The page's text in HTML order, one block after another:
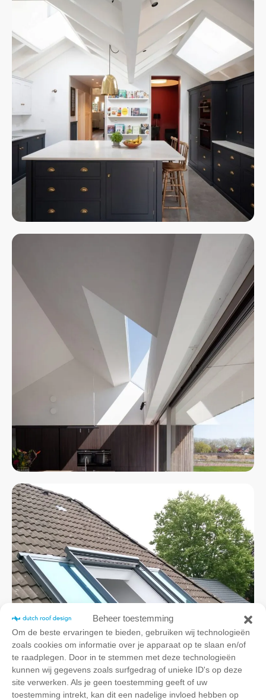
Beheer toestemming
Om de beste ervaringen te bieden, gebruiken wij technologieën
zoals cookies om informatie over je apparaat op te slaan en/of
te raadplegen. Door in te stemmen met deze technologieën
kunnen wij gegevens zoals surfgedrag of unieke ID's op deze
site verwerken. Als je geen toestemming geeft of uw
toestemming intrekt, kan dit een nadelige invloed hebben op